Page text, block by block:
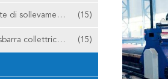
Elettromagnete di sollevamento (15)
sistema della sbarra collettrice della gru (15)